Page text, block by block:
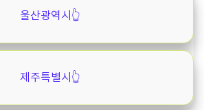
울산광역시👆️
제주특별시👆️